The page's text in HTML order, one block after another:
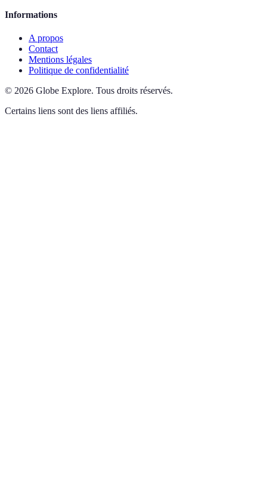
Informations
A propos
Contact
Mentions légales
Politique de confidentialité
© 2026 Globe Explore. Tous droits réservés.
Certains liens sont des liens affiliés.